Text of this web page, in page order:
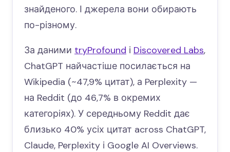
знайденого. І джерела вони обирають
по-різному.
За даними tryProfound і Discovered Labs,
ChatGPT найчастіше посилається на
Wikipedia (~47,9% цитат), а Perplexity —
на Reddit (до 46,7% в окремих
категоріях). У середньому Reddit дає
близько 40% усіх цитат across ChatGPT,
Claude, Perplexity і Google AI Overviews.